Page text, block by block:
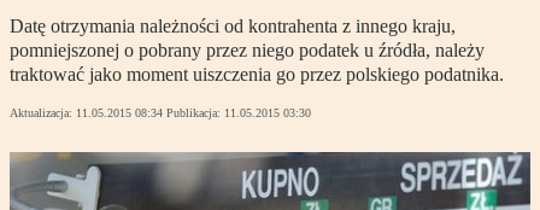
Datę otrzymania należności od kontrahenta z innego kraju,
pomniejszonej o pobrany przez niego podatek u źródła, należy
traktować jako moment uiszczenia go przez polskiego podatnika.
Aktualizacja: 11.05.2015 08:34 Publikacja: 11.05.2015 03:30